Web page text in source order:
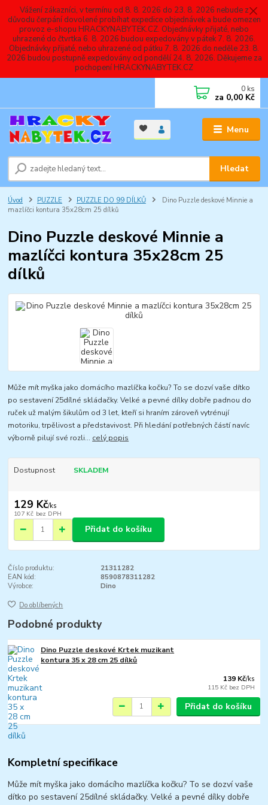
Vážení zákazníci, v termínu od 8. 8. 2026 do 23. 8. 2026 nebude z
důvodu čerpání dovolené probíhat expedice objednávek a bude omezen
provoz e-shopu HRACKYNABYTEK.CZ. Objednávky přijaté, nebo
uhrazené do čtvrtka 6. 8. 2026 budou expedovány v pátek 7. 8. 2026.
Objednávky přijaté, nebo uhrazené od pátku 7. 8. 2026 do neděle 23. 8.
2026 budou postupně expedovány od pondělí 24. 8. 2026. Děkujeme za
pochopení HRACKYNABYTEK.CZ
Menu
Hledat
0 ks
za 0,00 Kč
Úvod PUZZLE PUZZLE DO 99 DÍLKŮ
Dino Puzzle deskové Minnie a
mazlíčci kontura 35x28cm 25 dílků
Dino Puzzle deskové Minnie a
mazlíčci kontura 35x28cm 25
dílků
Může mít myška jako domácího mazlíčka kočku? To se dozví vaše dítko
po sestavení 25dílné skládačky. Velké a pevné dílky dobře padnou do
ruček už malým šikulům od 3 let, kteří si hraním zároveň vytrénují
motoriku, trpělivost a představivost. Při hledání potřebných částí navíc
výborně pilují své rozli... celý popis
Dostupnost SKLADEM
129 Kč/ks
107 Kč bez DPH
Přidat do košíku
Číslo produktu:
21311282
EAN kód:
8590878311282
Výrobce:
Dino
Do oblíbených
Podobné produkty
Dino Puzzle deskové Krtek muzikant
kontura 35 x 28 cm 25 dílků
139 Kč/ks
115 Kč bez DPH
Přidat do košíku
Kompletní specifikace
Může mít myška jako domácího mazlíčka kočku? To se dozví vaše
dítko po sestavení 25dílné skládačky. Velké a pevné dílky dobře